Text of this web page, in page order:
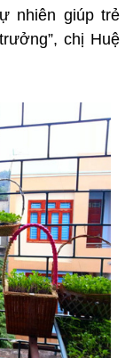
nhiên giúp trẻ
chị Huệ